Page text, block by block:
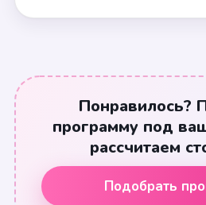
Понравилось?
программу под
рассчитаем
Подобрать